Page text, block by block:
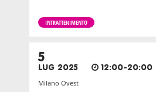
INTRATTENIMENTO
5
LUG 2025 12:00-20:00
Milano Ovest